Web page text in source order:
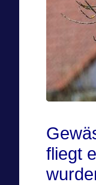
fliegt